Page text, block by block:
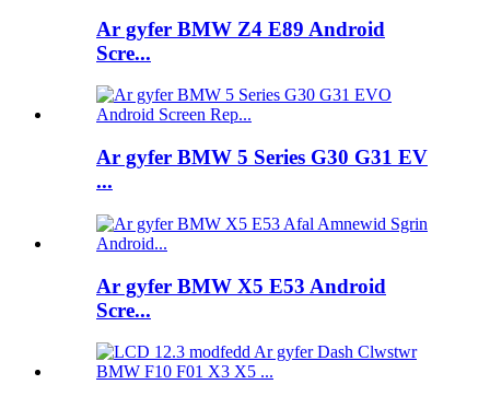
Ar gyfer BMW Z4 E89 Android
Scre...
Ar gyfer BMW 5 Series G30 G31 EV
...
Ar gyfer BMW X5 E53 Android
Scre...